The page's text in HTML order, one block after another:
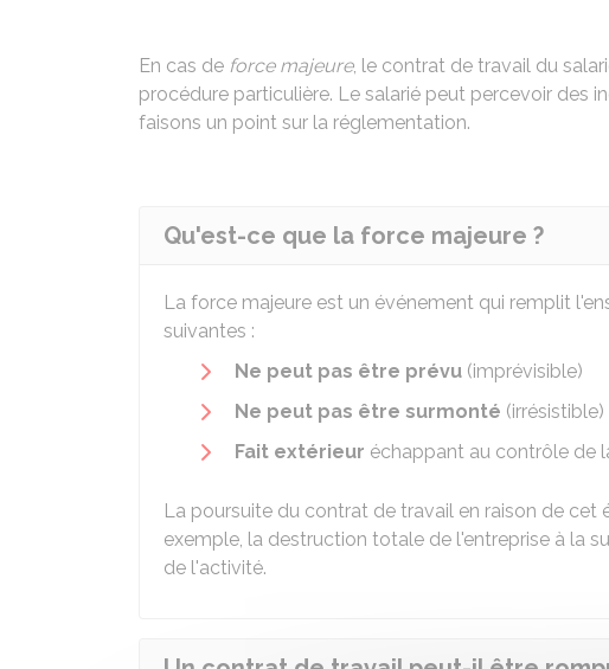
En cas de force majeure, le contrat de travail du
procédure particulière. Le salarié peut percevoir des
faisons un point sur la réglementation.
Qu'est-ce que la force majeure ?
La force majeure est un événement qui remplit
suivantes :
Ne peut pas être prévu (imprévisible)
Ne peut pas être surmonté (irrésistible)
Fait extérieur échappant au contrôle de
La poursuite du contrat de travail en raison de cet
exemple, la destruction totale de l'entreprise à la
de l'activité.